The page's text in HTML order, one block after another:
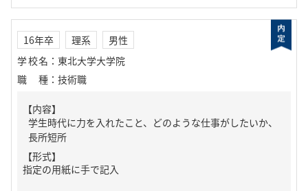
16年卒 理系
男性
学校名 ： 東北大学大学院
職種 ： 技術職
【内容】
学生時代に力を入れたこと、どのような仕事がしたいか、
長所短所
【形式】
指定の用紙に手で記入